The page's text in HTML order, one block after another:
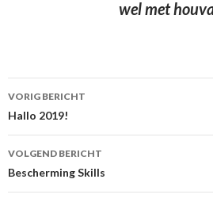
wel met
Berichtnavigatie
VORIG BERICHT
Hallo 2019!
VOLGEND BERICHT
Bescherming Skills